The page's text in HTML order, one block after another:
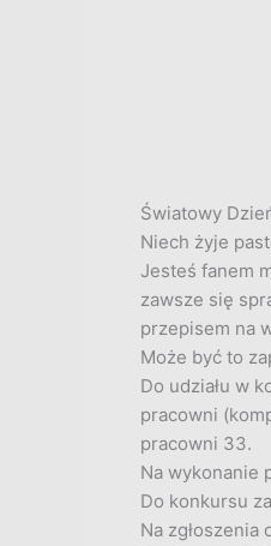
Światowy
Niech żyje
Jesteś fanem
zawsze się
przepisem na
Może być to
Do udziału w
pracowni
pracowni 33.
Na wykonanie
Do konkursu
Na zgłoszenia